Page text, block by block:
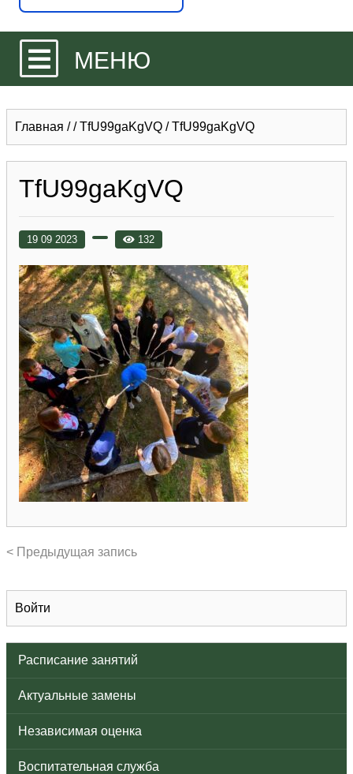
МЕНЮ
Войти
Расписание занятий
Актуальные замены
Независимая оценка
Воспитательная служба
Главная //TfU99gaKgVQ /TfU99gaKgVQ
TfU99gaKgVQ
19 09 2023 132
< Предыдущая запись